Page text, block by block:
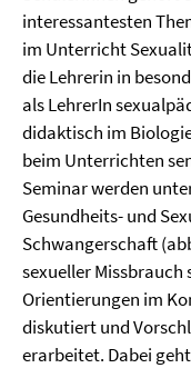
interessantesten
im Unterricht
die Lehrerin in
als LehrerIn
didaktisch im
beim Unterrichten
Seminar werden
Gesundheits- und
Schwangerschaft
sexueller Missbrauch
Orientierungen im
diskutiert und
erarbeitet. Dabei